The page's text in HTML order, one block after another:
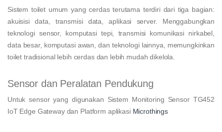
Sistem toilet umum yang cerdas terutama terdiri dari tiga bagian:
akuisisi data, transmisi data, aplikasi server. Menggabungkan
teknologi sensor, komputasi tepi, transmisi komunikasi nirkabel,
data besar, komputasi awan, dan teknologi lainnya, memungkinkan
toilet tradisional lebih cerdas dan lebih mudah dikelola.
Sensor dan Peralatan Pendukung
Untuk sensor yang digunakan Sistem Monitoring Sensor TG452
IoT Edge Gateway dan Platform aplikasi Microthings